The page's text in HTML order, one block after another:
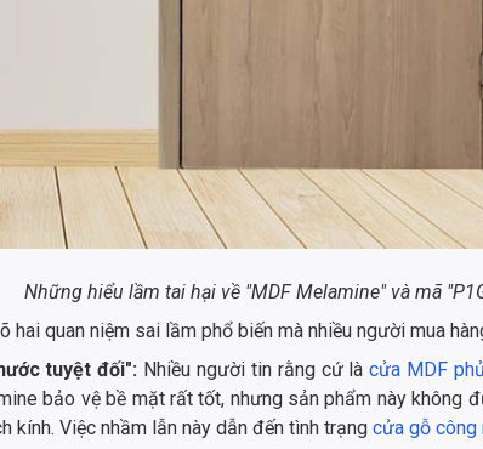
Những hiểu lầm tai hại về "MDF Melamine" và mã
quan niệm sai lầm phổ biến mà nhiều người mua
tuyệt đối": Nhiều người tin rằng cứ làcửa MDF
bảo vệ bề mặt rất tốt, nhưng sản phẩm này
Việc nhầm lẫn này dẫn đến tình trạng cửa gỗ công